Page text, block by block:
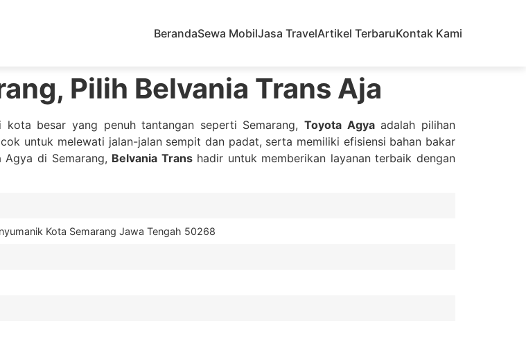
BerandaSewa MobilJasa TravelArtikel TerbaruKontak Kami
Pilih Belvania Trans Aja
besar yang penuh tantangan seperti Semarang,Toyota Agyaadalah pilihan
untuk melewati jalan-jalan sempit dan padat, serta memiliki efisiensi bahan bakar
di Semarang, Belvania Transhadir untuk memberikan layanan terbaik dengan
Kota Semarang Jawa Tengah 50268